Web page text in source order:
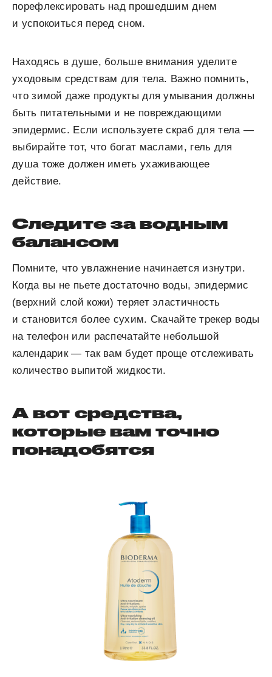
порефлексировать над прошедшим днем
и успокоиться перед сном.
Находясь в душе, больше внимания уделите
уходовым средствам для тела. Важно помнить,
что зимой даже продукты для умывания должны
быть питательными и не повреждающими
эпидермис. Если используете скраб для тела —
выбирайте тот, что богат маслами, гель для
душа тоже должен иметь ухаживающее
действие.
Следите за водным
балансом
Помните, что увлажнение начинается изнутри.
Когда вы не пьете достаточно воды, эпидермис
(верхний слой кожи) теряет эластичность
и становится более сухим. Скачайте трекер воды
на телефон или распечатайте небольшой
календарик — так вам будет проще отслеживать
количество выпитой жидкости.
А вот средства,
которые вам точно
понадобятся